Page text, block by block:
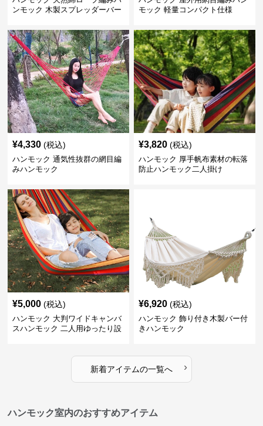
ンモック 木製スプレッダーバー
モック 軽量コンパクト仕様
¥4,330 (税込)
ハンモック 通気性抜群の網目編
みハンモック
¥3,820 (税込)
ハンモック 厚手帆布素材の転落
防止ハンモック二人掛け
¥5,000 (税込)
ハンモック 大判ワイドキャンバ
スハンモック 二人用ゆったり設
¥6,920 (税込)
ハンモック 飾り付き木製バー付
きハンモック
新着アイテムの一覧へ ›
ハンモック室内のおすすめアイテム